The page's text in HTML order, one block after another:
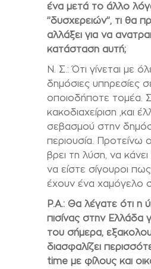
ένα μετά το άλλο
’’δυσχερειών’’, τι θα
αλλάξει για να
κατάσταση αυτή;
Ν. Σ.: Ότι γίνεται με
δημόσιες υπηρεσίες
οποιοδήποτε τομέα.
κακοδιαχείριση ,και
σεβασμού στην
περιουσία. Προτείνω
βρει τη λύση, να
να είστε σίγουροι
έχουν ένα χαμόγελο
P.A.: Θα λέγατε ότι η
πισίνας στην Ελλάδα
του σήμερα,
διασφαλίζει
time με φίλους και